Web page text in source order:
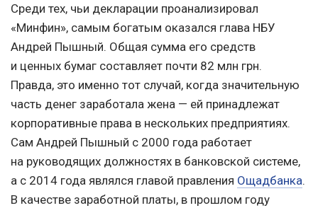
Среди тех, чьи декларации проанализировал
«Минфин», самым богатым оказался глава НБУ
Андрей Пышный. Общая сумма его средств
и ценных бумаг составляет почти 82 млн грн.
Правда, это именно тот случай, когда значительную
часть денег заработала жена — ей принадлежат
корпоративные права в нескольких предприятиях.
Сам Андрей Пышный с 2000 года работает
на руководящих должностях в банковской системе,
а с 2014 года являлся главой правления Ощадбанка.
В качестве заработной платы, в прошлом году